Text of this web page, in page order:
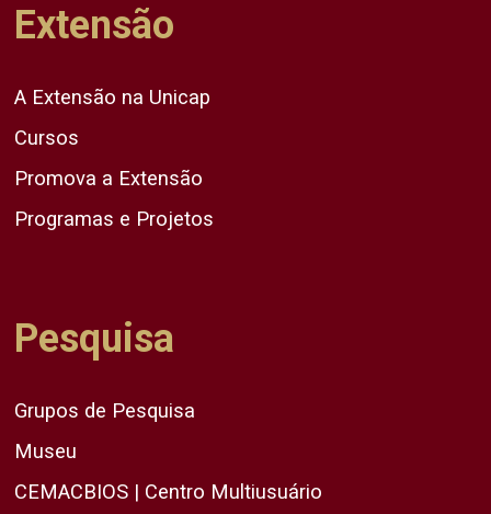
Extensão
A Extensão na Unicap
Cursos
Promova a Extensão
Programas e Projetos
Pesquisa
Grupos de Pesquisa
Museu
CEMACBIOS | Centro Multiusuário